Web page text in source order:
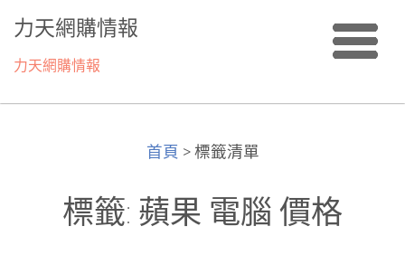
力天網購情報
力天網購情報
首頁 > 標籤清單
標籤: 蘋果 電腦 價格